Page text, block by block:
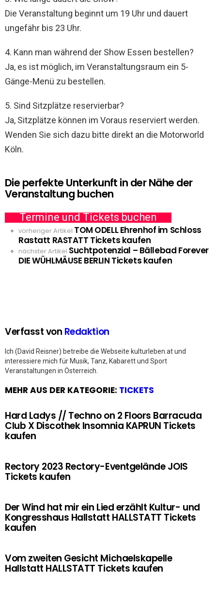
Die Veranstaltung beginnt um 19 Uhr und dauert
ungefähr bis 23 Uhr.
4. Kann man während der Show Essen bestellen?
Ja, es ist möglich, im Veranstaltungsraum ein 5-
Gänge-Menü zu bestellen.
5. Sind Sitzplätze reservierbar?
Ja, Sitzplätze können im Voraus reserviert werden.
Wenden Sie sich dazu bitte direkt an die Motorworld
Köln.
Die perfekte Unterkunft in der Nähe der
Veranstaltung buchen
Termine und Tickets buchen
See
more
vorheriger Artikel TOM ODELL Ehrenhof im Schloss
Rastatt RASTATT Tickets kaufen
nächster Artikel Suchtpotenzial – Bällebad Forever
DIE WÜHLMÄUSE BERLIN Tickets kaufen
Verfasst von Redaktion
Ich (David Reisner) betreibe die Webseite kulturleben.at und
interessiere mich für Musik, Tanz, Kabarett und Sport
Veranstaltungen in Österreich.
MEHR AUS DER KATEGORIE: TICKETS
Hard Ladys // Techno on 2 Floors Barracuda
Club X Discothek Insomnia KAPRUN Tickets
kaufen
Rectory 2023 Rectory-Eventgelände JOIS
Tickets kaufen
Der Wind hat mir ein Lied erzählt Kultur- und
Kongresshaus Hallstatt HALLSTATT Tickets
kaufen
Vom zweiten Gesicht Michaelskapelle
Hallstatt HALLSTATT Tickets kaufen